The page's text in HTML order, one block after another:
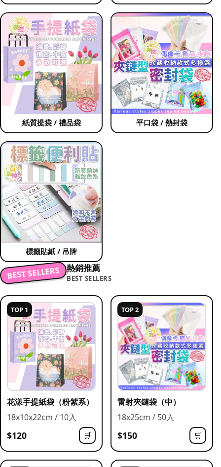
紙質提袋 / 禮品袋 平口袋 / 熱封袋
標籤貼紙 / 吊牌
BEST SELLERS 熱銷推薦
BEST SELLERS
TOP 1
花漾手提紙袋（粉紫系）
18x10x22cm / 10入
$120 🛒
TOP 2
雷射夾鏈袋（中）
18x25cm / 50入
$150 🛒